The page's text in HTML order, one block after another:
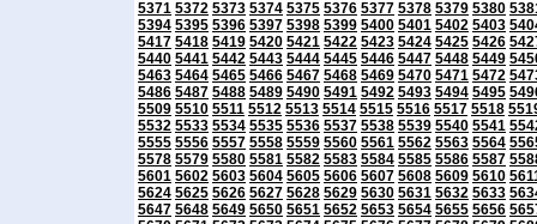
5371 5372 5373 5374 5375 5376 5377 5378 5379 5380
5394 5395 5396 5397 5398 5399 5400 5401 5402 5403
5417 5418 5419 5420 5421 5422 5423 5424 5425 5426
5440 5441 5442 5443 5444 5445 5446 5447 5448 5449
5463 5464 5465 5466 5467 5468 5469 5470 5471 5472
5486 5487 5488 5489 5490 5491 5492 5493 5494 5495
5509 5510 5511 5512 5513 5514 5515 5516 5517 5518
5532 5533 5534 5535 5536 5537 5538 5539 5540 5541
5555 5556 5557 5558 5559 5560 5561 5562 5563 5564
5578 5579 5580 5581 5582 5583 5584 5585 5586 5587
5601 5602 5603 5604 5605 5606 5607 5608 5609 5610
5624 5625 5626 5627 5628 5629 5630 5631 5632 5633
5647 5648 5649 5650 5651 5652 5653 5654 5655 5656